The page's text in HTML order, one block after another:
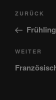
Vorheriger
Beitrag
ZURÜCK
Nächster
Beitrag
WEITER